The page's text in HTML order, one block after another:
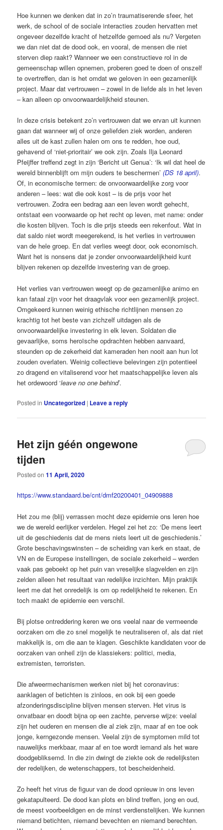
Hoe kunnen we denken dat in zo’n traumatiserende sfeer, het
werk, de school of de sociale interacties zouden hervatten met
ongeveer dezelfde kracht of hetzelfde gemoed als nu? Vergeten
we dan niet dat de dood ook, en vooral, de mensen die niet
sterven diep raakt? Wanneer we een constructieve rol in de
gemeenschap willen opnemen, proberen goed te doen of onszelf
te overtreffen, dan is het omdat we geloven in een gezamenlijk
project. Maar dat vertrouwen – zowel in de liefde als in het leven
– kan alleen op onvoorwaardelijkheid steunen.
In deze crisis betekent zo’n vertrouwen dat we ervan uit kunnen
gaan dat wanneer wij of onze geliefden ziek worden, anderen
alles uit de kast zullen halen om ons te redden, hoe oud,
gehavend of ‘niet-prioritair’ we ook zijn. Zoals Ilja Leonard
Pfeijffer treffend zegt in zijn ‘Bericht uit Genua’: ‘Ik wil dat heel de
wereld binnenblijft om mijn ouders te beschermen’(DS 18 april).
Of, in economische termen: de onvoorwaardelijke zorg voor
anderen – lees: wat die ook kost – is de prijs voor het
vertrouwen.Zodra een bedrag aan een leven wordt gehecht,
ontstaat een voorwaarde op het recht op leven, met name: onder
die kosten blijven. Toch is die prijs steeds een rekenfout. Wat in
dat saldo niet wordt meegerekend, is het verlies in vertrouwen
van de hele groep. En dat verlies weegt door, ook economisch.
Want het is nonsens dat je zonder onvoorwaardelijkheid kunt
blijven rekenen op dezelfde investering van de groep.
Het verlies van vertrouwen weegt op de gezamenlijke animo en
kan fataal zijn voor het draagvlak voor een gezamenlijk project.
Omgekeerd kunnen weinig ethische richtlijnen mensen zo
krachtig tot het beste van zichzelf uitdagen als de
onvoorwaardelijke investering in elk leven. Soldaten die
gevaarlijke, soms heroïsche opdrachten hebben aanvaard,
steunden op de zekerheid dat kameraden hen nooit aan hun lot
zouden overlaten. Weinig collectieve belevingen zijn potentieel
zo dragend en vitaliserend voor het maatschappelijke leven als
het ordewoord ‘leave no one behind’.
Posted in Uncategorized | Leave a reply
Het zijn géén ongewone
tijden
Posted on11 April, 2020
https://www.standaard.be/cnt/dmf20200401_04909888
Het zou me (blij) verrassen mocht deze epidemie ons leren hoe
we de wereld eerlijker verdelen. Hegel zei het zo: ‘De mens leert
uit de geschiedenis dat de mens niets leert uit de geschiedenis.’
Grote beschavingswinsten – de scheiding van kerk en staat, de
VN en de Europese instellingen, de sociale zekerheid – werden
vaak pas geboekt op het puin van vreselijke slagvelden en zijn
zelden alleen het resultaat van redelijke inzichten. Mijn praktijk
leert me dat het onredelijk is om op redelijkheid te rekenen. En
toch maakt de epidemie een verschil.
Bij plotse ontreddering keren we ons veelal naar de vermeende
oorzaken om die zo snel mogelijk te neutraliseren of, als dat niet
makkelijk is, om die aan te klagen. Geschikte kandidaten voor de
oorzaken van onheil zijn de klassiekers: politici, media,
extremisten, terroristen.
Die afweermechanismen werken niet bij het coronavirus:
aanklagen of betichten is zinloos, en ook bij een goede
afzonderingsdiscipline blijven mensen sterven. Het virus is
onvatbaar en doodt bijna op een zachte, perverse wijze: veelal
zijn het ouderen en mensen die al ziek zijn, maar af en toe ook
jonge, kerngezonde mensen. Veelal zijn de symptomen mild tot
nauwelijks merkbaar, maar af en toe wordt iemand als het ware
doodgebliksemd. In die zin dwingt de ziekte ook de redelijksten
der redelijken, de wetenschappers, tot bescheidenheid.
Zo heeft het virus de figuur van de dood opnieuw in ons leven
gekatapulteerd. De dood kan plots en blind treffen, jong en oud,
de meest voorbeeldigen en de minst verdienstelijken. We kunnen
niemand betichten, niemand bevechten en niemand berechten.